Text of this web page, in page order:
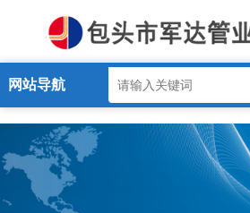
PT.COM
网站导航